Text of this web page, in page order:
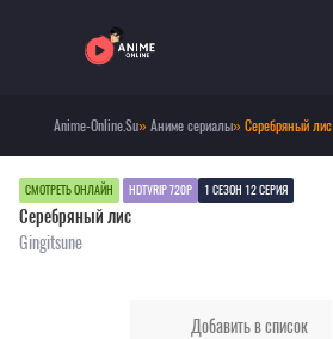
Anime-Online.Su»Аниме сериалы» Серебряный лис
СМОТРЕТЬ ОНЛАЙН HDTVRIP 720P 1 СЕЗОН 12 СЕРИЯ
Серебряный лис
Gingitsune
Добавить в список